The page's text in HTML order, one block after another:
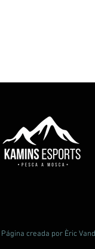
Página creada por Èric